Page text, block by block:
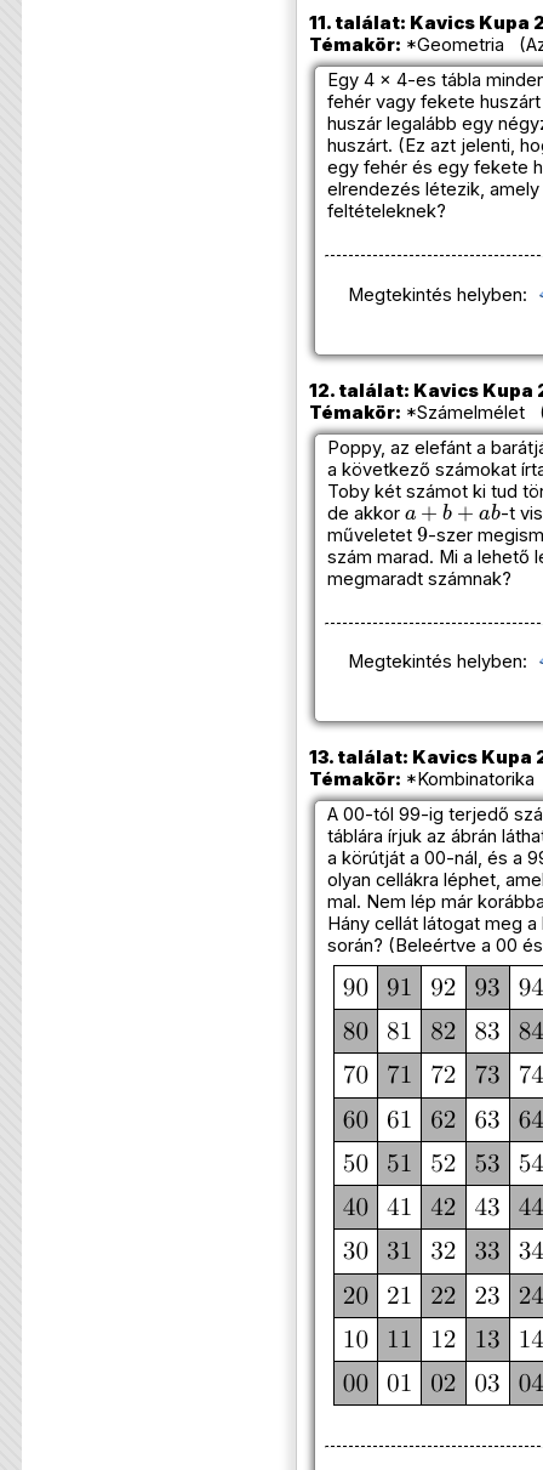
11. találat: Kavics Kupa
Témakör: *Geometria
Egy 4 × 4-es tábla
fehér vagy fekete
huszár legalább egy
huszárt. (Ez azt jelenti,
egy fehér és egy fekete
elrendezés létezik,
feltételeknek?
Megtekintés helyben:
12. találat: Kavics Kupa
Témakör: *Számelmélet
Poppy, az elefánt a
a következő számokat írta
Toby két számot ki tud
de akkor
a+b+ab
-t
műveletet
9
-szer
szám marad. Mi a lehető
megmaradt számnak?
Megtekintés helyben:
13. találat: Kavics Kupa
Témakör: *Kombinatorika
A 00-tól 99-ig terjedő
táblára írjuk az ábrán
a körútját a 00-nál, és a
olyan cellákra léphet,
mal. Nem lép már
Hány cellát látogat meg
során? (Beleértve a 00